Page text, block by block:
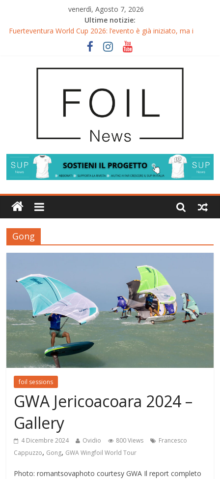
venerdì, Agosto 7, 2026
Ultime notizie:
Fuerteventura World Cup 2026: l’evento è già iniziato, ma i
riflettori si accendono sul Wingfoil!
Fuerteventura FreeFly-Slalom 2026: Cappuzzo e Belloeuvre
Gran Canaria GWA Wingfoil World Cup 2026: Spettacolo e
adrenalina a Pozo Izquierdo
Gong
foil sessions
GWA Jericoacoara 2024 –
Gallery
4 Dicembre 2024 Ovidio 800 Views
Francesco
Cappuzzo, Gong, GWA Wingfoil World Tour
Photo: romantsovaphoto courtesy GWA Il report completo